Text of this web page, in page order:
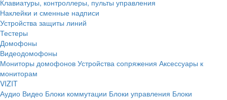
Клавиатуры, контроллеры, пульты управления
Наклейки и сменные надписи
Устройства защиты линий
Тестеры
Домофоны
Видеодомофоны
Мониторы домофонов Устройства сопряжения Аксессуары к
мониторам
VIZIT
Аудио Видео Блоки коммутации Блоки управления Блоки